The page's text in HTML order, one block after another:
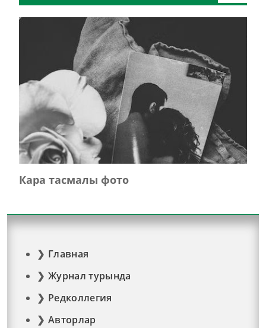
Кара тасмалы фото
Главная
Журнал турында
Редколлегия
Авторлар